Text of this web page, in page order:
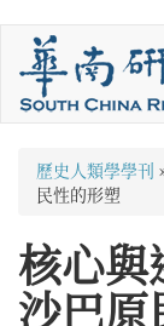
您
在
這
裡
歷史人類學學刊
民性的形塑
核心
沙巴原